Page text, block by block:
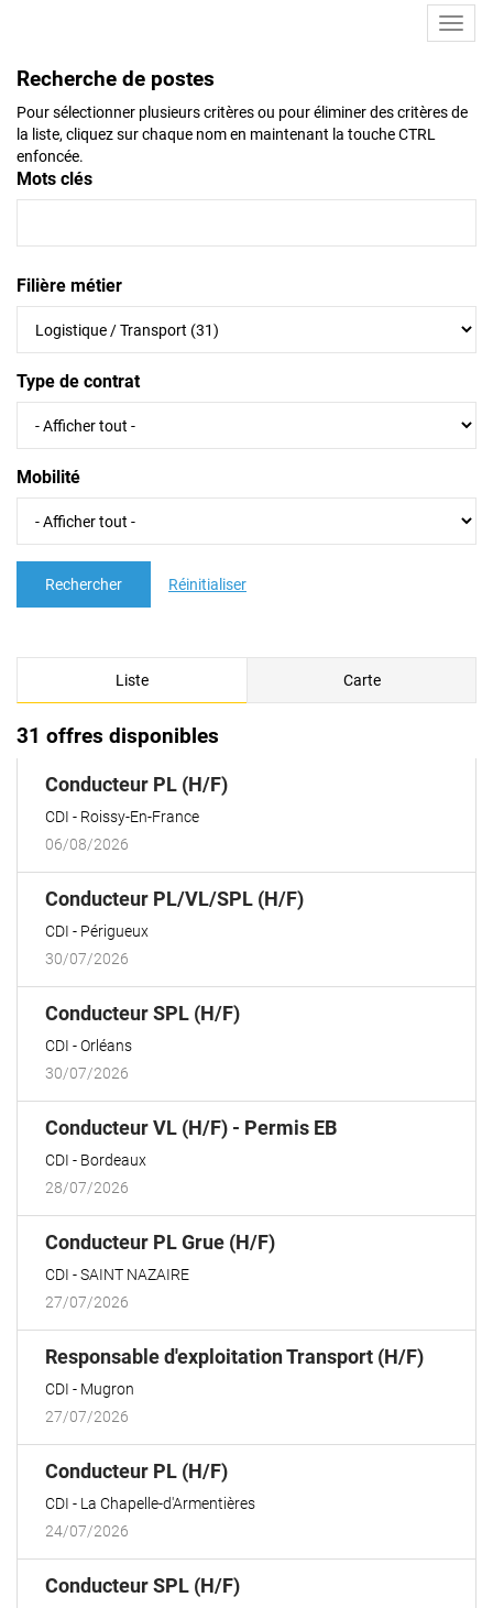
Recherche de postes
Pour sélectionner plusieurs critères ou pour éliminer des critères de
la liste, cliquez sur chaque nom en maintenant la touche CTRL
enfoncée.
Mots clés
Filière métier
Type de contrat
Mobilité
Rechercher Réinitialiser
Liste Carte
31 offres disponibles
Conducteur PL (H/F)(Nouvelle
CDI
Roissy-En-France
06/08/2026
Conducteur PL/VL/SPL (H/F)(Nouvelle
CDI
Périgueux
30/07/2026
Conducteur SPL (H/F)(Nouvelle
CDI
Orléans
30/07/2026
Conducteur VL (H/F) - Permis EB(Nouvelle
CDI
Bordeaux
28/07/2026
Conducteur PL Grue (H/F)(Nouvelle
CDI
SAINT NAZAIRE
27/07/2026
Responsable d'exploitation Transport (H/F)
CDI
Mugron
27/07/2026
Conducteur PL (H/F)(Nouvelle
CDI
La Chapelle-d'Armentières
24/07/2026
Conducteur SPL (H/F)(Nouvelle